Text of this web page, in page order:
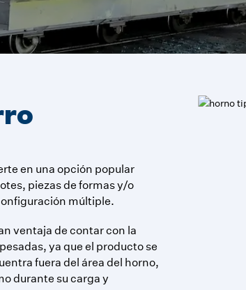
en una opción popular
piezas de formas y/o
múltiple.
ventaja de contar con la
ya que el producto se
fuera del área del horno,
durante su carga y